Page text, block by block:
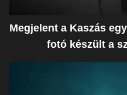
Megjelent a Kaszás
fotó készült a